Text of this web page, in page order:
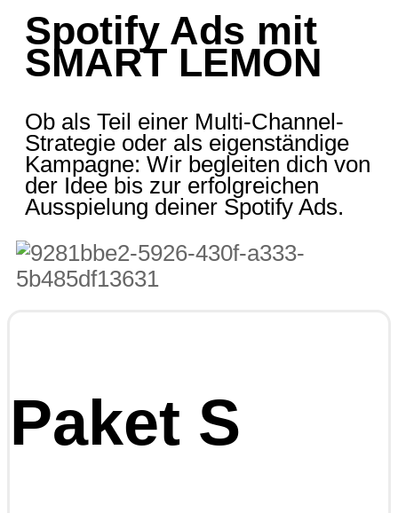
Spotify Ads mit
SMART LEMON
Ob als Teil einer Multi-Channel-
Strategie oder als eigenständige
Kampagne: Wir begleiten dich von
der Idee bis zur erfolgreichen
Ausspielung deiner Spotify Ads.
Paket S